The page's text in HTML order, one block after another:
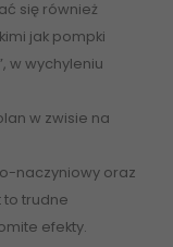
się również
jak pompki
w wychyleniu
w zwisie na
naczyniowy oraz
trudne
efekty.